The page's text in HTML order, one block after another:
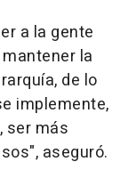
a la gente
la
de lo
implemente,
ser más
aseguró.